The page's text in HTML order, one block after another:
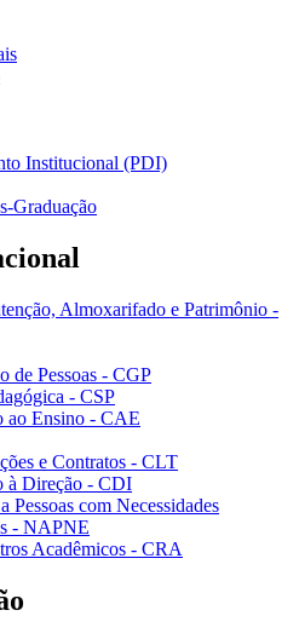
Institucional (PDI)
Graduação
Almoxarifado e Patrimônio -
de Pessoas - CGP
- CSP
ao Ensino - CAE
e Contratos - CLT
à Direção - CDI
Pessoas com Necessidades
- NAPNE
Acadêmicos - CRA